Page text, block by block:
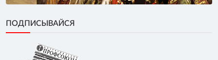
ПОДПИСЫВАЙСЯ